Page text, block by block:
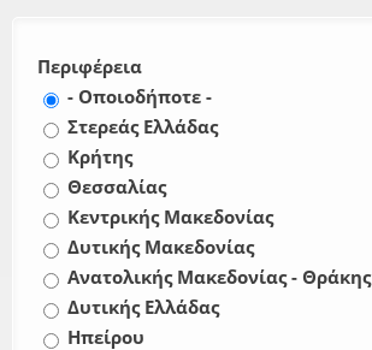
Περιφέρεια
- Οποιοδήποτε -
Στερεάς Ελλάδας
Κρήτης
Θεσσαλίας
Κεντρικής Μακεδονίας
Δυτικής Μακεδονίας
Ανατολικής Μακεδονίας - Θράκης
Δυτικής Ελλάδας
Ηπείρου